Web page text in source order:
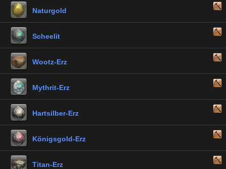
Naturgold
Scheelit
Wootz-Erz
Mythrit-Erz
Hartsilber-Erz
Königsgold-Erz
Titan-Erz